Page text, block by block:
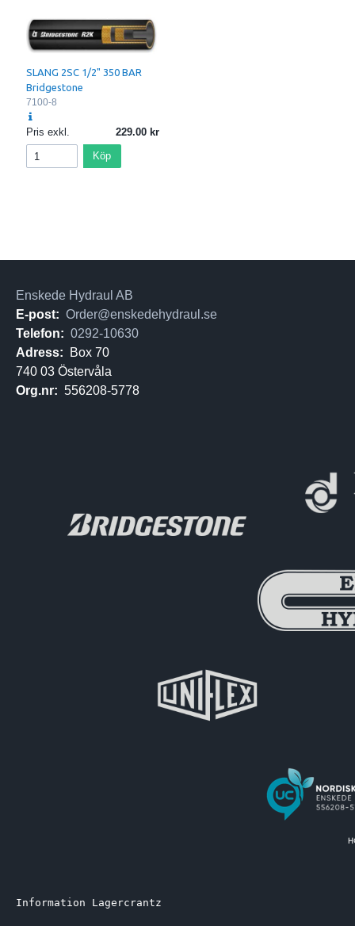
SLANG 2SC 1/2" 350 BAR
Bridgestone
7100-8
Pris exkl. 229.00
Köp
Information Lagercrantz
Enskede Hydraul AB
E-post: Order@enskedehydraul.se
Telefon: 0292-10630
Adress:
Box 70
740 03 Östervåla
Org.nr: 556208-5778